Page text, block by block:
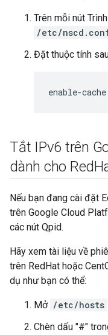
Trên mỗi nút
/etc/
Đặt thuộc tính
enable-
Tắt IPv6 trên
dành cho Red
Nếu bạn đang cài đặt
trên Google Cloud
các nút Qpid.
Hãy xem tài liệu về
trên RedHat hoặc
dụ như bạn có thể:
Mở /etc/hosts
Chèn dấu "#"